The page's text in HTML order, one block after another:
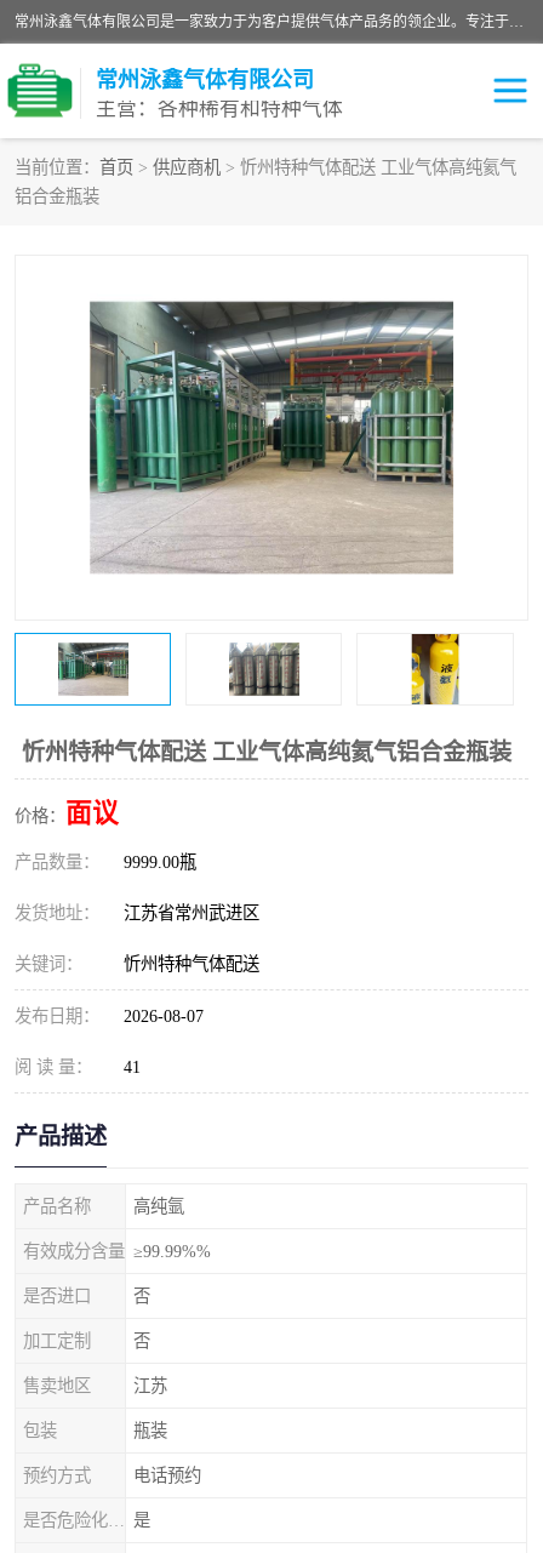
常州泳鑫气体有限公司是一家致力于为客户提供气体产品务的领企业。专注于环氧乙烷剂、环氧乙烷、高纯气体以及稀有和特种气体的研发、生产、销售和配送，产品广泛应用于医疗、电子、科研、化工、食品等多个领域。主要产品有：环氧乙烷灭菌剂，环氧乙烷，高纯氩，氮，氪，氙，氖，氘，笑，氦，氢，氧等各种稀有和特种气体。
常州泳鑫气体有限公司
主营：各种稀有和特种气体
当前位置： 首页 > 供应商机 > 忻州特种气体配送 工业气体高纯氦气
铝合金瓶装
忻州特种气体配送 工业气体高纯氦气铝合金瓶装
价格： 面议
产品数量： 9999.00瓶
发货地址： 江苏省常州武进区
关键词： 忻州特种气体配送
发布日期： 2026-08-07
阅 读 量： 41
产品描述
产品名称 高纯氩
有效成分含量 ≥99.99%%
是否进口 否
加工定制 否
售卖地区 江苏
包装 瓶装
预约方式 电话预约
是
高纯氦气
高纯氮气